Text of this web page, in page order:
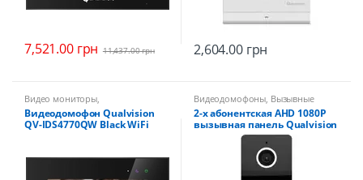
7,521.00грн 11,437.00грн 2,604.00грн
Видео мониторы
Видеодомофоны
Видеодомофон Qualvision
QV-IDS4770QW Black WiFi
Видеодомофоны Вызывные
панели
2-х абонентская AHD 1080P
вызывная панель Qualvision
QV-QDS4320AHD Black